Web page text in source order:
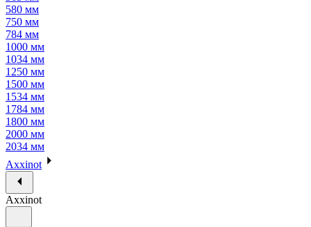
580 мм
750 мм
784 мм
1000 мм
1034 мм
1250 мм
1500 мм
1534 мм
1784 мм
1800 мм
2000 мм
2034 мм
Axxinot
Axxinot